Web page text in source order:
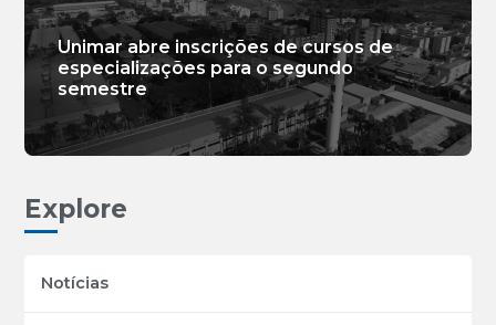
Unimar abre inscrições de cursos de
especializações para o segundo
semestre
Explore
Notícias